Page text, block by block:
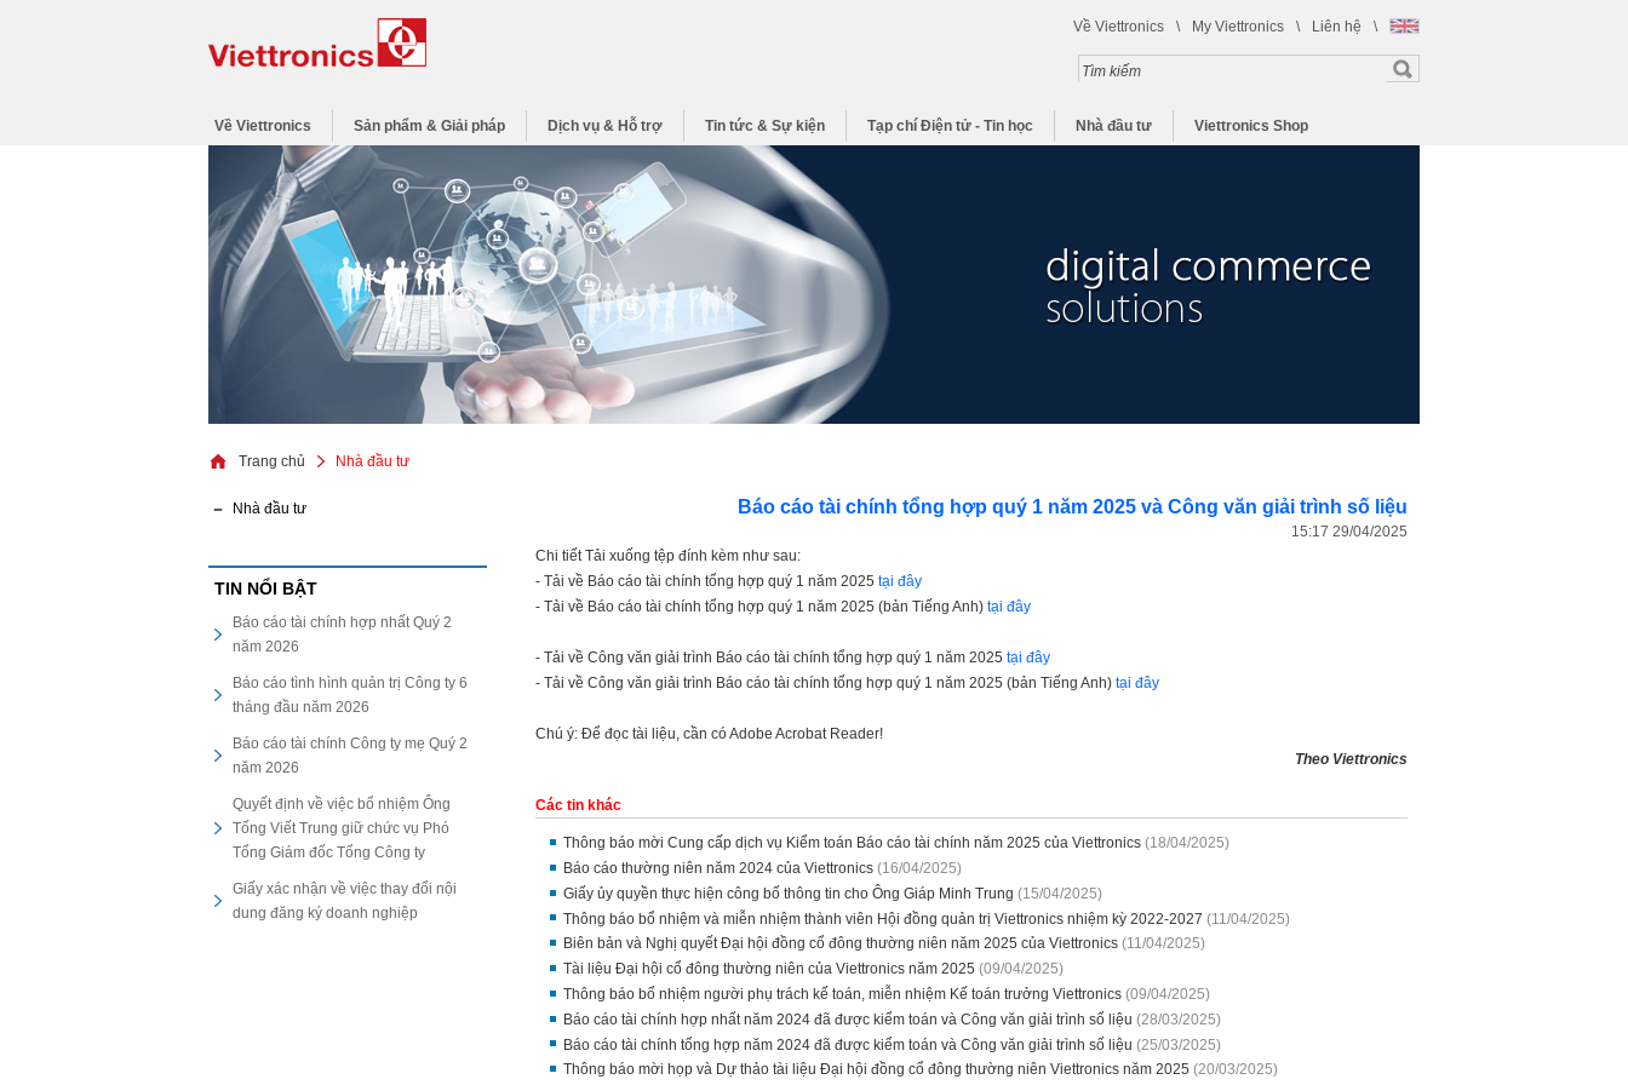
Về Viettronics \ My Viettronics \ Liên hệ \
Về Viettronics Sản phẩm & Giải pháp Dịch vụ & Hỗ trợ Tin tức & Sự kiện Tạp chí Điện tử - Tin học Nhà đầu tư Viettronics Shop
Trang chủ Nhà đầu tư
Nhà đầu tư
TIN NỔI BẬT
Báo cáo tài chính hợp nhất Quý 2
năm 2026
Báo cáo tình hình quản trị Công ty 6
tháng đầu năm 2026
Báo cáo tài chính Công ty mẹ Quý 2
năm 2026
Quyết định về việc bổ nhiệm Ông
Tống Viết Trung giữ chức vụ Phó
Tổng Giám đốc Tổng Công ty
Giấy xác nhận về việc thay đổi nội
dung đăng ký doanh nghiệp
Báo cáo tài chính tổng hợp quý 1 năm 2025 và Công văn giải trình số liệu
15:17 29/04/2025
Chi tiết Tải xuống tệp đính kèm như sau:
- Tải về Báo cáo tài chính tổng hợp quý 1 năm 2025 tại đây
- Tải về Báo cáo tài chính tổng hợp quý 1 năm 2025 (bản Tiếng Anh) tại đây
- Tải về Công văn giải trình Báo cáo tài chính tổng hợp quý 1 năm 2025 tại đây
- Tải về Công văn giải trình Báo cáo tài chính tổng hợp quý 1 năm 2025 (bản Tiếng Anh) tại đây
Chú ý: Để đọc tài liệu, cần có Adobe Acrobat Reader!
Theo Viettronics
Các tin khác
Thông báo mời Cung cấp dịch vụ Kiểm toán Báo cáo tài chính năm 2025 của Viettronics (18/04/2025)
Báo cáo thường niên năm 2024 của Viettronics (16/04/2025)
Giấy ủy quyền thực hiện công bố thông tin cho Ông Giáp Minh Trung (15/04/2025)
Thông báo bổ nhiệm và miễn nhiệm thành viên Hội đồng quản trị Viettronics nhiệm kỳ 2022-2027 (11/04/2025)
Biên bản và Nghị quyết Đại hội đồng cổ đông thường niên năm 2025 của Viettronics (11/04/2025)
Tài liệu Đại hội cổ đông thường niên của Viettronics năm 2025 (09/04/2025)
Thông báo bổ nhiệm người phụ trách kế toán, miễn nhiệm Kế toán trưởng Viettronics (09/04/2025)
Báo cáo tài chính hợp nhất năm 2024 đã được kiểm toán và Công văn giải trình số liệu (28/03/2025)
Báo cáo tài chính tổng hợp năm 2024 đã được kiểm toán và Công văn giải trình số liệu (25/03/2025)
Thông báo mời họp và Dự thảo tài liệu Đại hội đồng cổ đông thường niên Viettronics năm 2025 (20/03/2025)